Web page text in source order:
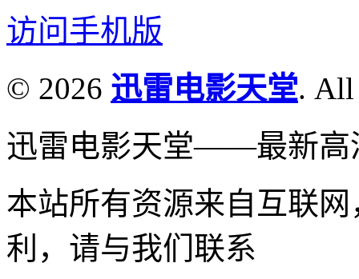
访问手机版
© 2026 迅雷电影天堂. All
迅雷电影天堂——最新高
本站所有资源来自互联
利，请与我们联系